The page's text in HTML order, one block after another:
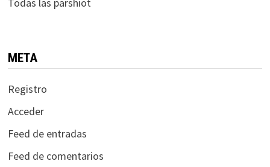
Todas las parshiot
META
Registro
Acceder
Feed de entradas
Feed de comentarios